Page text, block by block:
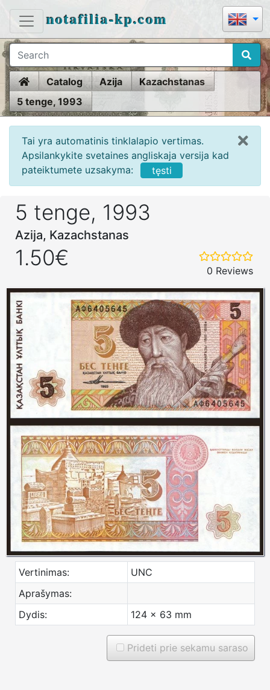
notafilia-kp.com
HomeCatalog Azija
Kazachstanas
5 tenge, 1993
Tai yra automatinis tinklalapio vertimas.
Apsilankykite svetaines angliskaja versija kad
pateiktumete uzsakyma:
tęsti
5 tenge, 1993
Azija, Kazachstanas
1.50€
0 Reviews
Vertinimas:
UNC
Aprašymas:
Dydis:
124 x 63 mm
Prideti prie sekamu saraso